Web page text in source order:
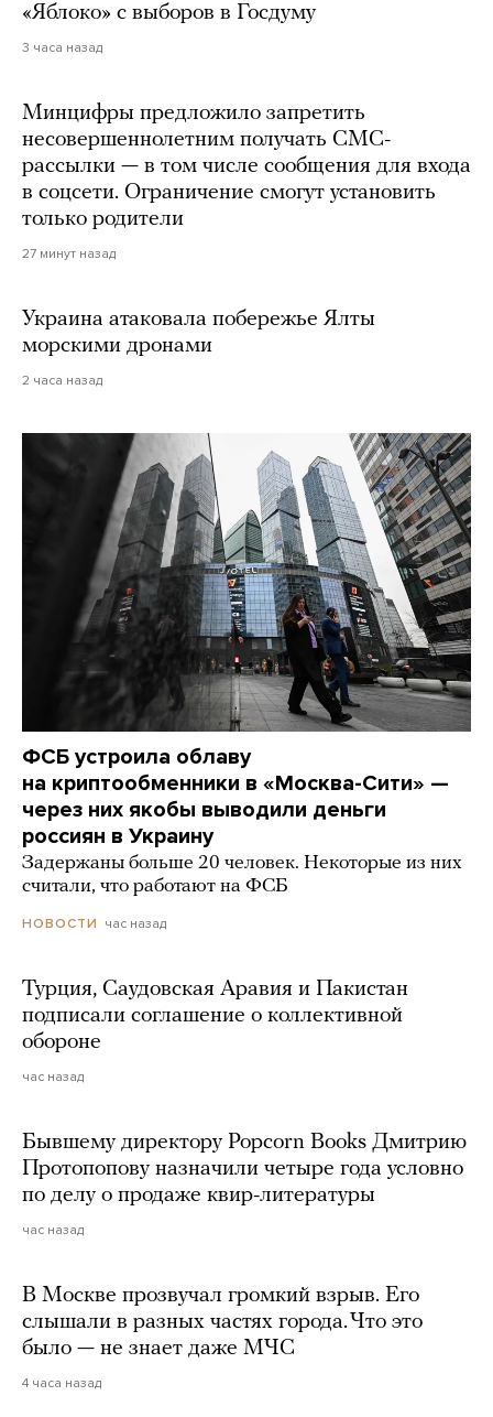
«Яблоко» с выборов в Госдуму
3 часа назад
Минцифры предложило запретить
несовершеннолетним получать СМС-
рассылки — в том числе сообщения для входа
в соцсети. Ограничение смогут установить
только родители
27 минут назад
Украина атаковала побережье Ялты
морскими дронами
2 часа назад
ФСБ устроила облаву
на криптообменники в «Москва-Сити» —
через них якобы выводили деньги
россиян в Украину
Задержаны больше 20 человек. Некоторые из них
считали, что работают на ФСБ
НОВОСТИ час назад
Турция, Саудовская Аравия и Пакистан
подписали соглашение о коллективной
обороне
час назад
Бывшему директору Popcorn Books Дмитрию
Протопопову назначили четыре года условно
по делу о продаже квир-литературы
час назад
В Москве прозвучал громкий взрыв. Его
слышали в разных частях города. Что это
было — не знает даже МЧС
4 часа назад